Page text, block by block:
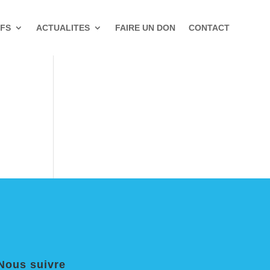
ACTUALITES FAIRE UN DON CONTACT
suivre